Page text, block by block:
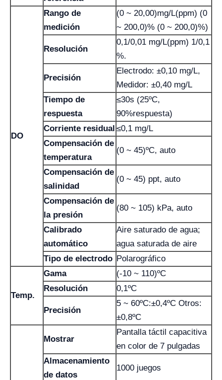
DO
Rango de
medición
(0 ~ 20,00)mg/L(ppm) (0
~ 200,0)% (0 ~ 200,0)%)
Resolución
0,1/0,01 mg/L(ppm) 1/0,1
%.
Precisión
Electrodo: ±0,10 mg/L,
Medidor: ±0,40 mg/L
Tiempo de
respuesta
≤30s (25ºC,
90%respuesta)
Corriente residual ≤0,1 mg/L
Compensación de
temperatura
(0 ~ 45)ºC, auto
Compensación de
salinidad
(0 ~ 45) ppt, auto
Compensación de
la presión
(80 ~ 105) kPa, auto
Calibrado
automático
Aire saturado de agua;
agua saturada de aire
Tipo de electrodo Polarográfico
Temp.
Gama
(-10 ~ 110)ºC
Resolución
0,1ºC
Precisión
5 ~ 60ºC:±0,4ºC Otros:
±0,8ºC
Mostrar
Pantalla táctil capacitiva
en color de 7 pulgadas
Almacenamiento
de datos
1000 juegos